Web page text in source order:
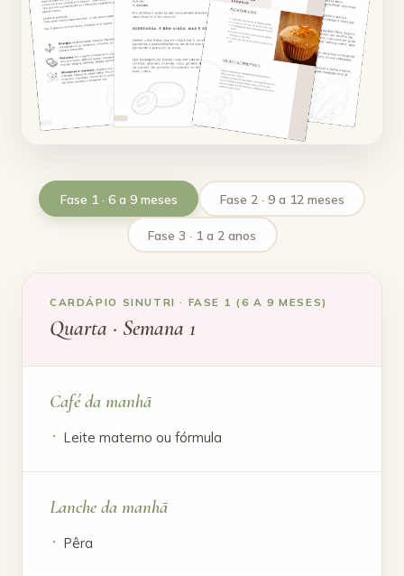
Fase 1 · 6 a 9 meses Fase 2 · 9 a 12 meses
Fase 3 · 1 a 2 anos
CARDÁPIO SINUTRI · FASE 1 (6 A 9 MESES)
Quarta · Semana 1
Café da manhã
Leite materno ou fórmula
Lanche da manhã
Pêra